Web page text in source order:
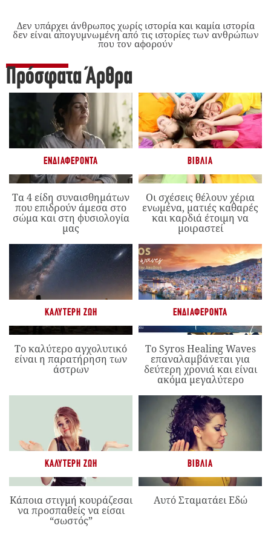
Δεν υπάρχει άνθρωπος χωρίς ιστορία και καμία ιστορία
δεν είναι απογυμνωμένη από τις ιστορίες των ανθρώπων
που τον αφορούν
Πρόσφατα Άρθρα
ΕΝΔΙΑΦΈΡΟΝΤΑ
Τα 4 είδη συναισθημάτων
που επιδρούν άμεσα στο
σώμα και στη φυσιολογία
μας
ΒΙΒΛΊΑ
Οι σχέσεις θέλουν χέρια
ενωμένα, ματιές καθαρές
και καρδιά έτοιμη να
μοιραστεί
ΚΑΛΎΤΕΡΗ ΖΩΉ
Το καλύτερο αγχολυτικό
είναι η παρατήρηση των
άστρων
ΕΝΔΙΑΦΈΡΟΝΤΑ
Το Syros Healing Waves
επαναλαμβάνεται για
δεύτερη χρονιά και είναι
ακόμα μεγαλύτερο
ΚΑΛΎΤΕΡΗ ΖΩΉ
Κάποια στιγμή κουράζεσαι
να προσπαθείς να είσαι
“σωστός”
ΒΙΒΛΊΑ
Αυτό Σταματάει Εδώ